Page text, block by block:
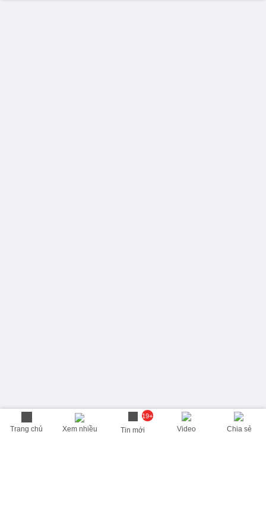
Trang chủ Xem nhiều
19+
Tin mới Video Chia sẻ